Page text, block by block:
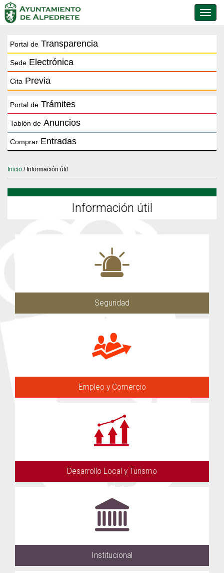
de
Portal de Transparencia
Sede Electrónica
Cita Previa
Portal de Trámites
Tablón de Anuncios
Comprar Entradas
Inicio / Información útil
Información útil
Seguridad
Empleo y Comercio
Desarrollo Local y Turismo
Institucional